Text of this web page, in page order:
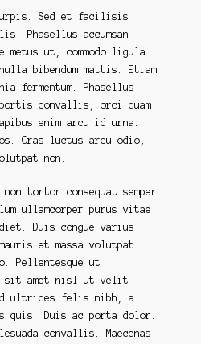
turpis. Sed et facilisis
Phasellus accumsan
metus ut, commodo ligula.
bibendum mattis. Etiam
fermentum. Phasellus
convallis, orci quam
enim arcu id urna.
Cras luctus arcu odio,
non.
tortor consequat semper
ullamcorper purus vitae
Duis congue varius
et massa volutpat
Pellentesque ut
sit amet nisl ut velit
ultrices felis nibh, a
Duis ac porta dolor.
convallis. Maecenas